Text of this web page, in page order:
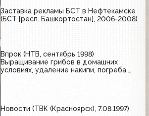
Заставка рекламы БСТ в Нефтекамске
(БСТ [респ. Башкортостан], 2006-2008)
Впрок (НТВ, сентябрь 1998)
Выращивание грибов в домашних
условиях, удаление накипи, погреба,
Новости (ТВК (Красноярск), 7.08.1997)